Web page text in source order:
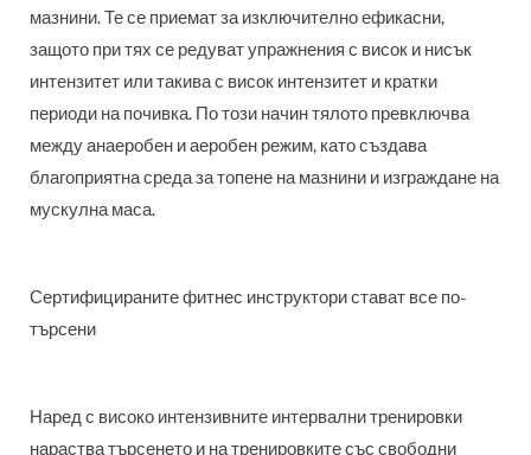
мазнини. Те се приемат за изключително ефикасни,
защото при тях се редуват упражнения с висок и нисък
интензитет или такива с висок интензитет и кратки
периоди на почивка. По този начин тялото превключва
между анаеробен и аеробен режим, като създава
благоприятна среда за топене на мазнини и изграждане на
мускулна маса.
Сертифицираните фитнес инструктори стават все по-
търсени
Наред с високо интензивните интервални тренировки
нараства търсенето и на тренировките със свободни